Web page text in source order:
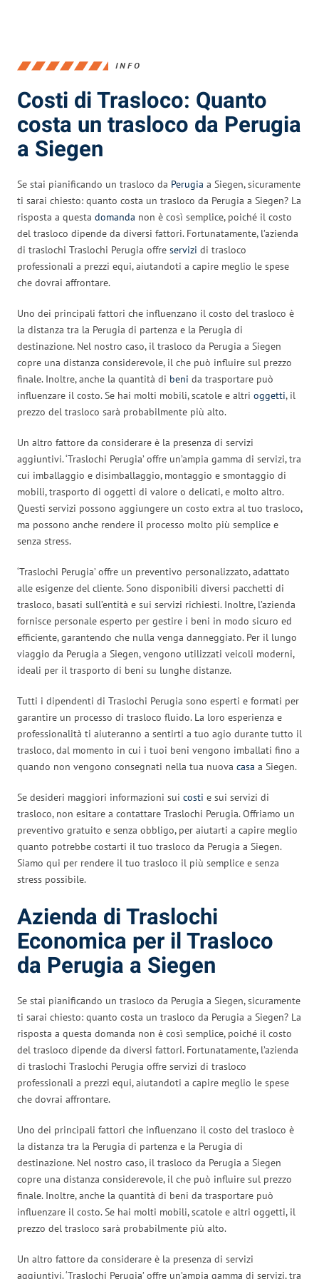
INFO
Costi di Trasloco: Quanto
costa un trasloco da Perugia
a Siegen
Se stai pianificando un trasloco da Perugia a Siegen, sicuramente
ti sarai chiesto: quanto costa un trasloco da Perugia a Siegen? La
risposta a questa domanda non è così semplice, poiché il costo
del trasloco dipende da diversi fattori. Fortunatamente, l’azienda
di traslochi Traslochi Perugia offre servizi di trasloco
professionali a prezzi equi, aiutandoti a capire meglio le spese
che dovrai affrontare.
Uno dei principali fattori che influenzano il costo del trasloco è
la distanza tra la Perugia di partenza e la Perugia di
destinazione. Nel nostro caso, il trasloco da Perugia a Siegen
copre una distanza considerevole, il che può influire sul prezzo
finale. Inoltre, anche la quantità di beni da trasportare può
influenzare il costo. Se hai molti mobili, scatole e altri oggetti, il
prezzo del trasloco sarà probabilmente più alto.
Un altro fattore da considerare è la presenza di servizi
aggiuntivi. ‘Traslochi Perugia’ offre un’ampia gamma di servizi, tra
cui imballaggio e disimballaggio, montaggio e smontaggio di
mobili, trasporto di oggetti di valore o delicati, e molto altro.
Questi servizi possono aggiungere un costo extra al tuo trasloco,
ma possono anche rendere il processo molto più semplice e
senza stress.
‘Traslochi Perugia’ offre un preventivo personalizzato, adattato
alle esigenze del cliente. Sono disponibili diversi pacchetti di
trasloco, basati sull’entità e sui servizi richiesti. Inoltre, l’azienda
fornisce personale esperto per gestire i beni in modo sicuro ed
efficiente, garantendo che nulla venga danneggiato. Per il lungo
viaggio da Perugia a Siegen, vengono utilizzati veicoli moderni,
ideali per il trasporto di beni su lunghe distanze.
Tutti i dipendenti di Traslochi Perugia sono esperti e formati per
garantire un processo di trasloco fluido. La loro esperienza e
professionalità ti aiuteranno a sentirti a tuo agio durante tutto il
trasloco, dal momento in cui i tuoi beni vengono imballati fino a
quando non vengono consegnati nella tua nuova casa a Siegen.
Se desideri maggiori informazioni sui costi e sui servizi di
trasloco, non esitare a contattare Traslochi Perugia. Offriamo un
preventivo gratuito e senza obbligo, per aiutarti a capire meglio
quanto potrebbe costarti il tuo trasloco da Perugia a Siegen.
Siamo qui per rendere il tuo trasloco il più semplice e senza
stress possibile.
Azienda di Traslochi
Economica per il Trasloco
da Perugia a Siegen
Se stai pianificando un trasloco da Perugia a Siegen, sicuramente
ti sarai chiesto: quanto costa un trasloco da Perugia a Siegen? La
risposta a questa domanda non è così semplice, poiché il costo
del trasloco dipende da diversi fattori. Fortunatamente, l’azienda
di traslochi Traslochi Perugia offre servizi di trasloco
professionali a prezzi equi, aiutandoti a capire meglio le spese
che dovrai affrontare.
Uno dei principali fattori che influenzano il costo del trasloco è
la distanza tra la Perugia di partenza e la Perugia di
destinazione. Nel nostro caso, il trasloco da Perugia a Siegen
copre una distanza considerevole, il che può influire sul prezzo
finale. Inoltre, anche la quantità di beni da trasportare può
influenzare il costo. Se hai molti mobili, scatole e altri oggetti, il
prezzo del trasloco sarà probabilmente più alto.
Un altro fattore da considerare è la presenza di servizi
aggiuntivi. ‘Traslochi Perugia’ offre un’ampia gamma di servizi, tra